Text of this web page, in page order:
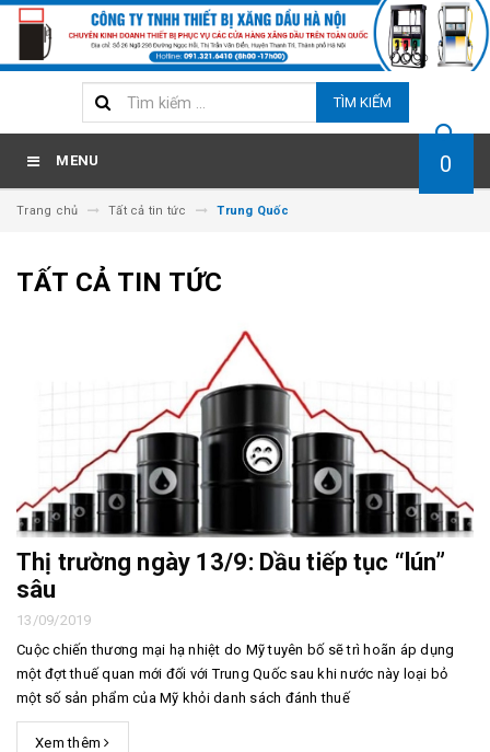
TÌM KIẾM
MENU 0
Trang chủ Tất cả tin tức Trung Quốc
TẤT CẢ TIN TỨC
Thị trường ngày 13/9: Dầu tiếp tục “lún”
sâu
13/09/2019
Cuộc chiến thương mại hạ nhiệt do Mỹ tuyên bố sẽ trì hoãn áp dụng
một đợt thuế quan mới đối với Trung Quốc sau khi nước này loại bỏ
một số sản phẩm của Mỹ khỏi danh sách đánh thuế
Xem thêm